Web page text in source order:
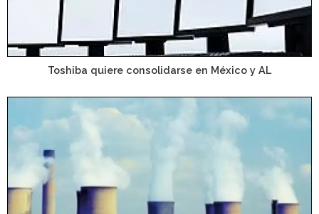
Toshiba quiere consolidarse en México y AL